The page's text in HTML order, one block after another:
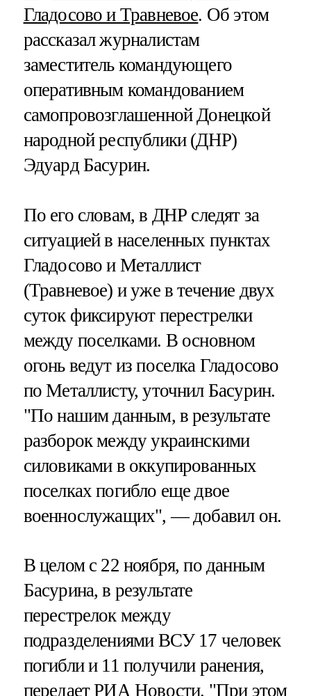
Гладосово и Травневое. Об этом
рассказал журналистам
заместитель командующего
оперативным командованием
самопровозглашенной Донецкой
народной республики (ДНР)
Эдуард Басурин.
По его словам, в ДНР следят за
ситуацией в населенных пунктах
Гладосово и Металлист
(Травневое) и уже в течение двух
суток фиксируют перестрелки
между поселками. В основном
огонь ведут из поселка Гладосово
по Металлисту, уточнил Басурин.
"По нашим данным, в результате
разборок между украинскими
силовиками в оккупированных
поселках погибло еще двое
военнослужащих", — добавил он.
В целом с 22 ноября, по данным
Басурина, в результате
перестрелок между
подразделениями ВСУ 17 человек
погибли и 11 получили ранения,
передаетРИА Новости. "При этом